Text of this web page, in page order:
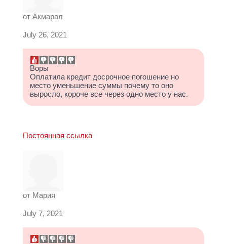
от Акмарал
July 26, 2021
Воры
Оплатила кредит досрочное погошение но
место уменьшение суммы почему то оно
выросло, короче все через одно место у нас.
Постоянная ссылка
от Мария
July 7, 2021